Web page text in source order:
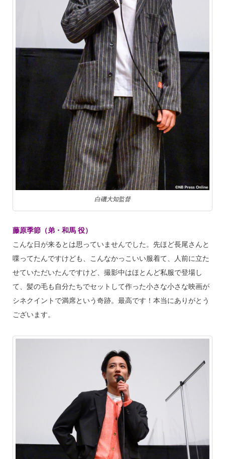
白磯大知監督
藤原季節（弟・和馬 役）
こんな日が来るとは思っていませんでした。先ほど長尾さんと
喋ってたんですけども、こんなかっこいい服着て、人前に立た
せていただいたんですけど、撮影中はほとんど私服で登場し
て、髪の毛も自分たちでセットして作った小さな小さな映画が
シネクイントで満席という奇跡。最高です！本当にありがとう
ございます。